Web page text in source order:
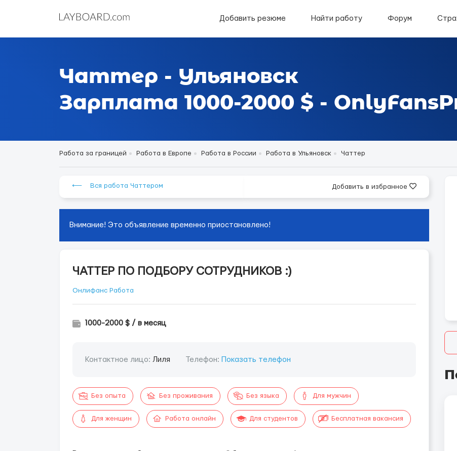
Добавить резюме Найти работу Форум
Чаттер - Ульяновск
Зарплата 1000-2000 $ -
Работа за границей Работа в Европе Работа в России Работа в Ульяновск Чаттер
⟵ Вся работа Чаттером Добавить в избранное
Внимание! Это объявление временно приостановлено!
ЧАТТЕР ПО ПОДБОРУ СОТРУДНИКОВ :)
Онлифанс Работа
1000-2000 $ / в месяц
Контактное лицо: Лиля Телефон: Показать телефон
Без опыта Без проживания Без языка Для мужчин
Для женщин Работа онлайн Для студентов Бесплатная вакансия